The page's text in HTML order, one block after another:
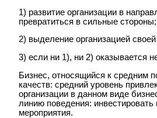
1) развитие организации в
превратиться в сильные стороны;
2) выделение организацией
3) если ни 1), ни 2) оказывается
Бизнес, относящийся к средним
качеств: средний уровень
организации в данном виде
линию поведения:
мероприятия.